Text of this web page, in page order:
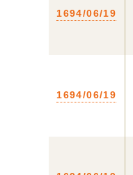
1694/06/19
1694/06/19